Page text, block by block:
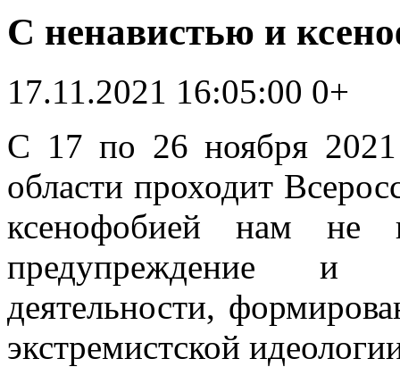
С ненавистью и
17.11.2021 16:05:00 0+
С 17 по 26 ноября 2021
области проходит
ксенофобией нам не
предупреждение и
деятельности,
экстремистской